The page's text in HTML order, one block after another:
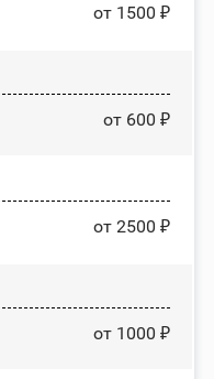
от 1500 ₽
от 600 ₽
от 2500 ₽
от 1000 ₽